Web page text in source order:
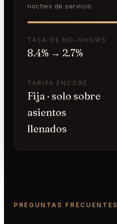
noches de servicio
TASA DE NO-SHOWS
8.4% → 2.7%
TARIFA ENCORE
Fija · solo sobre
asientos
llenados
PREGUNTAS FRECUENTES